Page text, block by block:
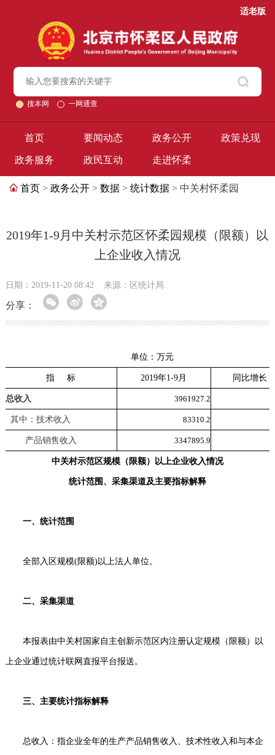
适老版
搜本网 一网通查
首页 要闻动态 政务公开 政策兑现
政务服务 政民互动 走进怀柔
首页 > 政务公开 > 数据 > 统计数据 > 中关村怀柔园
2019年1-9月中关村示范区怀柔园规模（限额）以
上企业收入情况
日期：2019-11-20 08:42 来源：区统计局
分享：
单位：万元
指 标 2019年1-9 月 同比增长
总收入 3961927 2
其中：技术收入 83310 2
产品销售收入 3347895 9
中关村示范区规模（限额）以上企业收入情况
统计范围、采集渠道及主要指标解释
一、统计范围
全部入区规模(限额)以上法人单位。
二、采集渠道
本报表由中关村国家自主创新示范区内注册认定规模（限额）以
上企业通过统计联网直报平台报送。
三、主要统计指标解释
总收入：指企业全年的生产产品销售收入、技术性收入和与本企